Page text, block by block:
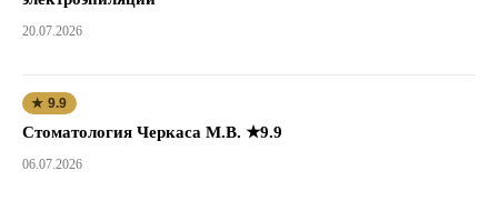
20.07.2026
★ 9.9
Стоматология Черкаса М.В. ★9.9
06.07.2026